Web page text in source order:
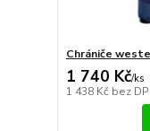
Chrániče
1 740 Kč/ks
1 438 Kč bez